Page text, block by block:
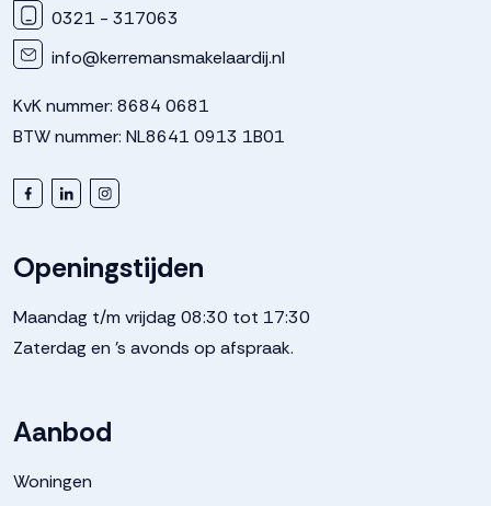
0321 - 317063
info@kerremansmakelaardij.nl
KvK nummer: 8684 0681
BTW nummer: NL8641 0913 1B01
Openingstijden
Maandag t/m vrijdag 08:30 tot 17:30
Zaterdag en 's avonds op afspraak.
Aanbod
Woningen